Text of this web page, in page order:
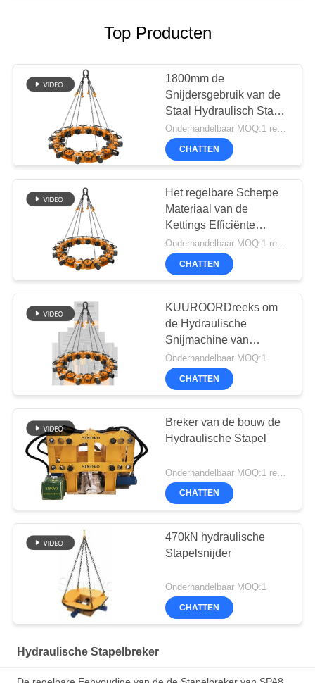
Top Producten
1800mm de
Snijdersgebruik van de
Staal Hydraulisch Stapel
met Graafwerktuigen
Onderhandelbaar MOQ:1 reeks
CHATTEN
Het regelbare Scherpe
Materiaal van de
Kettings Efficiënte
790kN SPA8
Hydraulische Stapel
Onderhandelbaar MOQ:1 reeks
CHATTEN
KUUROORDreeks om
de Hydraulische
Snijmachine van
Stapelbreakerpile
Onderhandelbaar MOQ:1
CHATTEN
Breker van de bouw de
Hydraulische Stapel
CHATTEN
470kN hydraulische
Stapelsnijder
Onderhandelbaar MOQ:1
CHATTEN
Hydraulische Stapelbreker